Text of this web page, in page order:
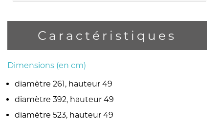
Caractéristiques
Dimensions (en cm)
diamètre 261, hauteur 49
diamètre 392, hauteur 49
diamètre 523, hauteur 49